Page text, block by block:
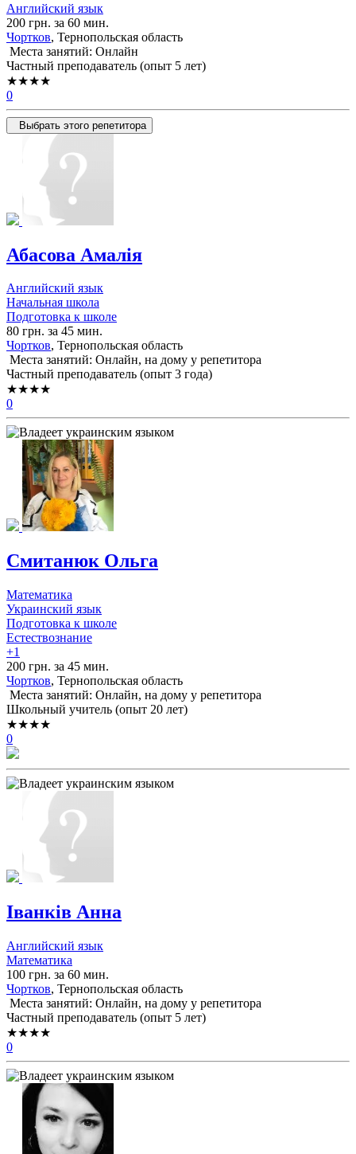
Английский язык
200 грн. за 60 мин.
Чортков, Тернопольская область
Места занятий: Онлайн
Частный преподаватель (опыт 5 лет)
★★★★
0
Выбрать этого репетитора
Абасова Амалія
Английский язык
Начальная школа
Подготовка к школе
80 грн. за 45 мин.
Чортков, Тернопольская область
Места занятий: Онлайн, на дому у репетитора
Частный преподаватель (опыт 3 года)
★★★★
0
Смитанюк Ольга
Математика
Украинский язык
Подготовка к школе
Естествознание
+1
200 грн. за 45 мин.
Чортков, Тернопольская область
Места занятий: Онлайн, на дому у репетитора
Школьный учитель (опыт 20 лет)
★★★★
0
Іванків Анна
Английский язык
Математика
100 грн. за 60 мин.
Чортков, Тернопольская область
Места занятий: Онлайн, на дому у репетитора
Частный преподаватель (опыт 5 лет)
★★★★
0